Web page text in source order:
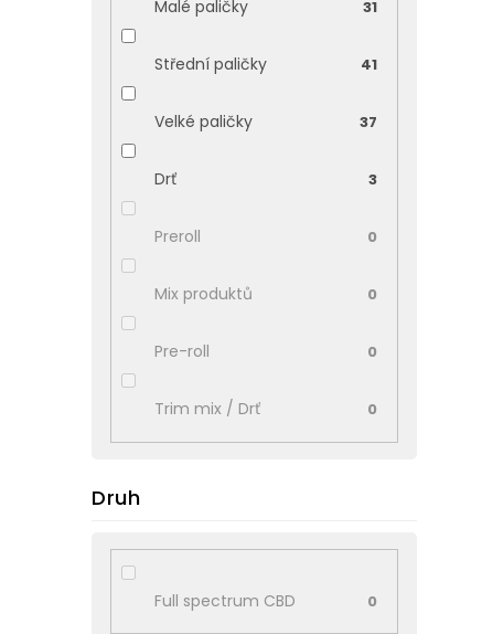
Malé paličky 31
Střední paličky 41
Velké paličky 37
Drť 3
Preroll 0
Mix produktů 0
Pre-roll 0
Trim mix / Drť 0
Druh
Full spectrum CBD 0